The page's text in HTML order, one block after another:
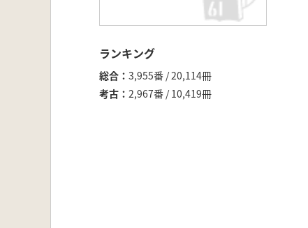
ランキング
総合
3,955番 / 20,114冊
考古
2,967番 / 10,419冊